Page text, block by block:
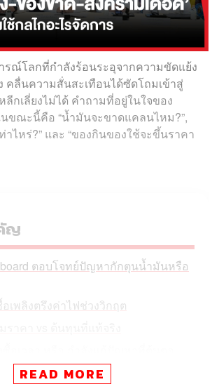
รณ์โลกที่กำลังร้อนระอุจากความขัดแย้ง
คลื่นความสั่นสะเทือนได้ซัดโถมเข้าสู่
ลีกเลี่ยงไม่ได้ คำถามที่อยู่ในใจของ
ขณะนี้คือ “น้ำมันจะขาดแคลนไหม?”,
าไหร่?” และ “ของกินของใช้จะขึ้นราคา
ญ
ตอบโจทย์ปัญหากักตุนน้ำมันหรือ
เพลิงตรึงค่าไฟช่วงวิกฤต
READ MORE